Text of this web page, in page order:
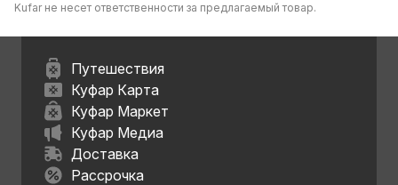
Kufar не несет ответственности за предлагаемый товар.
Путешествия
Куфар Карта
Куфар Маркет
Куфар Медиа
Доставка
Рассрочка